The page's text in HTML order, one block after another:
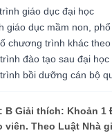
giáo dục đại học
giáo dục mầm non,
chương trình khác
đào tạo sau đại học
bồi dưỡng cán bộ
B Giải thích: Khoản 1
viên. Theo Luật Nhà